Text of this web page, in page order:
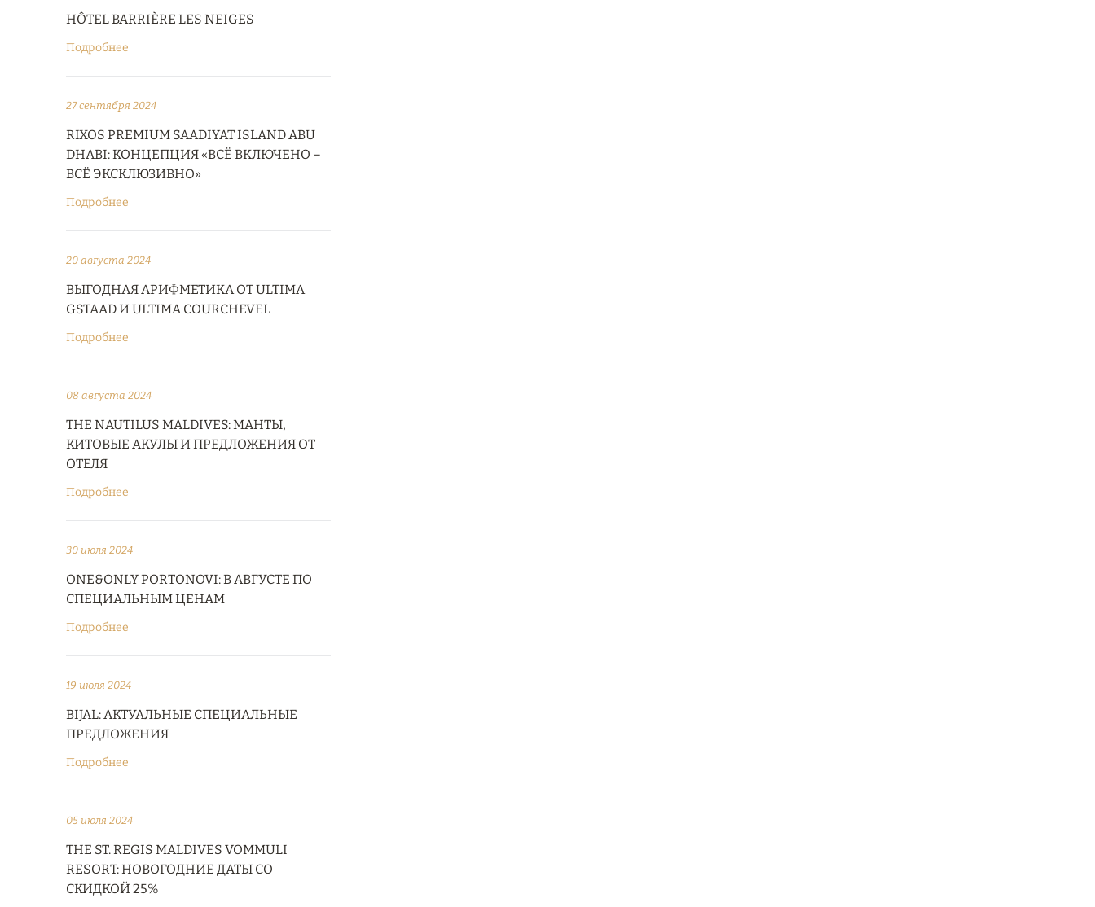
HÔTEL BARRIÈRE LES NEIGES
Подробнее
27 сентября 2024
RIXOS PREMIUM SAADIYAT ISLAND ABU
DHABI: КОНЦЕПЦИЯ «ВСЁ ВКЛЮЧЕНО –
ВСЁ ЭКСКЛЮЗИВНО»
Подробнее
20 августа 2024
ВЫГОДНАЯ АРИФМЕТИКА ОТ ULTIMA
GSTAAD И ULTIMA COURCHEVEL
Подробнее
08 августа 2024
THE NAUTILUS MALDIVES: МАНТЫ,
КИТОВЫЕ АКУЛЫ И ПРЕДЛОЖЕНИЯ ОТ
ОТЕЛЯ
Подробнее
30 июля 2024
ONE&ONLY PORTONOVI: В АВГУСТЕ ПО
СПЕЦИАЛЬНЫМ ЦЕНАМ
Подробнее
19 июля 2024
BIJAL: АКТУАЛЬНЫЕ СПЕЦИАЛЬНЫЕ
ПРЕДЛОЖЕНИЯ
Подробнее
05 июля 2024
THE ST. REGIS MALDIVES VOMMULI
RESORT: НОВОГОДНИЕ ДАТЫ СО
СКИДКОЙ 25%